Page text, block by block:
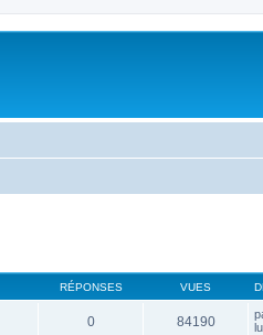
RÉPONSES VUES
0 84190